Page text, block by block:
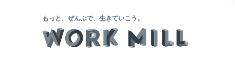
もっと、ぜんぶで、生きていこう。